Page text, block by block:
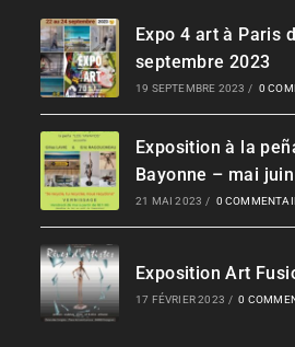
Expo 4 art à Paris
septembre 2023
19 SEPTEMBRE 2023 / 0
Exposition à la
Bayonne – mai
21 MAI 2023 / 0
Exposition Art
17 FÉVRIER 2023 / 0